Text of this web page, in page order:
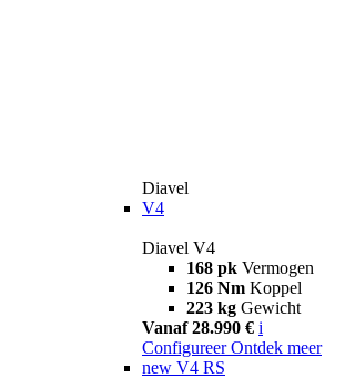
Diavel
V4
Diavel V4
168 pk Vermogen
126 Nm Koppel
223 kg Gewicht
Vanaf 28.990 € i
Configureer Ontdek meer
new V4 RS